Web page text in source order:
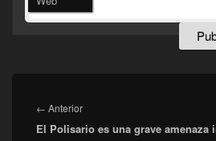
de
entradas
← AnteriorEntrada
anterior:
El Polisario es una grave amenaza